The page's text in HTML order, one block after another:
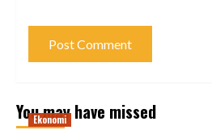
You may have missed
Ekonomi